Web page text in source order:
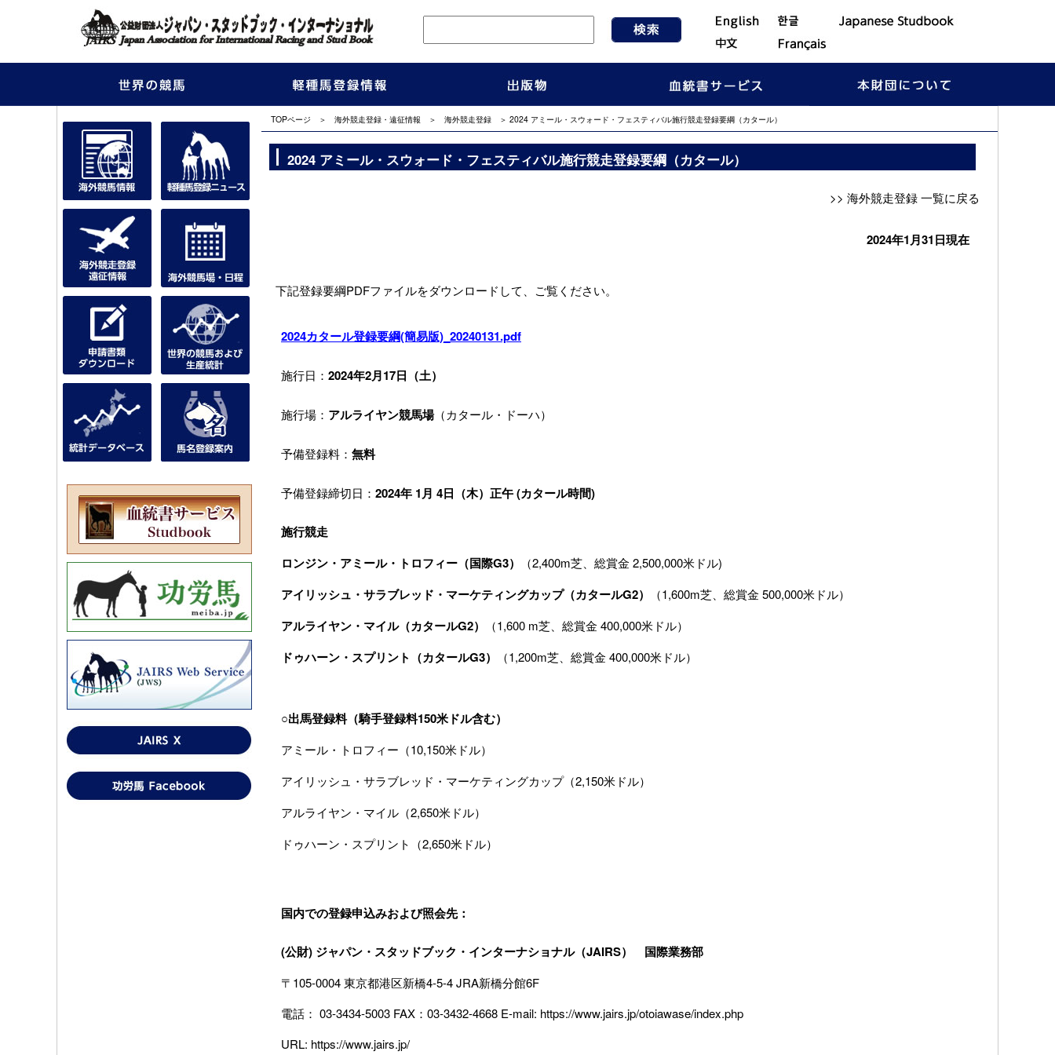
TOPページ ＞ 海外競走登録・遠征情報 ＞ 海外競走登録 ＞ 2024 アミール・スウォード・フェスティバル施行競走登録要綱（カタール）
2024 アミール・スウォード・フェスティバル施行競走登録要綱（カタール）
>> 海外競走登録 一覧に戻る
2024年1月31日現在
下記登録要綱PDFファイルをダウンロードして、ご覧ください。
2024カタール登録要綱(簡易版)_20240131.pdf
施行日： 2024年2月17日（土）
施行場： アルライヤン競馬場（カタール・ドーハ）
予備登録料： 無料
予備登録締切日： 2024年 1月 4日（木）正午 (カタール時間)
施行競走
ロンジン・アミール・トロフィー（国際G3）
（2,400m芝、総賞金 2,500,000米ドル)
アイリッシュ・サラブレッド・マーケティングカップ（カタールG2） （1,600m芝、総賞金 500,000米ドル）
アルライヤン・マイル（カタールG2） （1,600 m芝、総賞金 400,000米ドル）
ドゥハーン・スプリント（カタールG3） （1,200m芝、総賞金 400,000米ドル）
○出馬登録料（騎手登録料150米ドル含む）
アミール・トロフィー（10,150米ドル）
アイリッシュ・サラブレッド・マーケティングカップ（2,150米ドル）
アルライヤン・マイル（2,650米ドル）
ドゥハーン・スプリント（2,650米ドル）
国内での登録申込みおよび照会先：
(公財) ジャパン・スタッドブック・インターナショナル（JAIRS） 国際業務部
〒105-0004 東京都港区新橋4-5-4 JRA新橋分館6F
電話： 03-3434-5003 FAX：03-3432-4668 E-mail: https://www.jairs.jp/otoiawase/index.php
URL: https://www.jairs.jp/